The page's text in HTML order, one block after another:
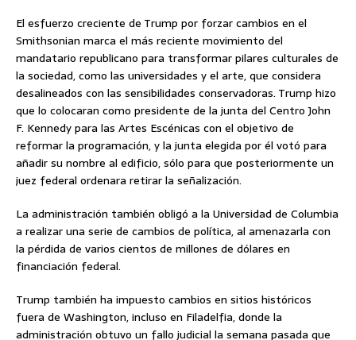
El esfuerzo creciente de Trump por forzar cambios en el
Smithsonian marca el más reciente movimiento del
mandatario republicano para transformar pilares culturales de
la sociedad, como las universidades y el arte, que considera
desalineados con las sensibilidades conservadoras. Trump hizo
que lo colocaran como presidente de la junta del Centro John
F. Kennedy para las Artes Escénicas con el objetivo de
reformar la programación, y la junta elegida por él votó para
añadir su nombre al edificio, sólo para que posteriormente un
juez federal ordenara retirar la señalización.
La administración también obligó a la Universidad de Columbia
a realizar una serie de cambios de política, al amenazarla con
la pérdida de varios cientos de millones de dólares en
financiación federal.
Trump también ha impuesto cambios en sitios históricos
fuera de Washington, incluso en Filadelfia, donde la
administración obtuvo un fallo judicial la semana pasada que